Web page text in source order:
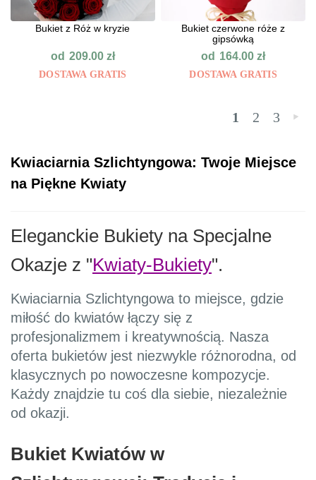
Bukiet z Róż w kryzie
od 209.00 zł
DOSTAWA GRATIS
Bukiet czerwone róże z
gipsówką
od 164.00zł
DOSTAWA GRATIS
1 2 3 »
Kwiaciarnia Szlichtyngowa: Twoje Miejsce
na Piękne Kwiaty
Eleganckie Bukiety na Specjalne
Okazje z "Kwiaty-Bukiety".
Kwiaciarnia Szlichtyngowa to miejsce, gdzie
miłość do kwiatów łączy się z
profesjonalizmem i kreatywnością. Nasza
oferta bukietów jest niezwykle różnorodna, od
klasycznych po nowoczesne kompozycje.
Każdy znajdzie tu coś dla siebie, niezależnie
od okazji.
Bukiet Kwiatów w